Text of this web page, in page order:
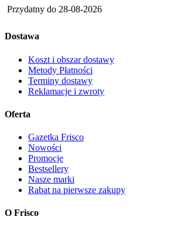
Przydatny do 28-08-2026
Dostawa
Koszt i obszar dostawy
Metody Płatności
Terminy dostawy
Reklamacje i zwroty
Oferta
Gazetka Frisco
Nowości
Promocje
Bestsellery
Nasze marki
Rabat na pierwsze zakupy
O Frisco